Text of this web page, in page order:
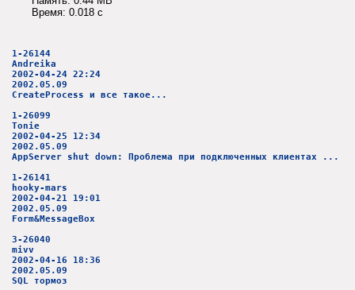
Время: 0.018 c
1-26144
Andreika
2002-04-24 22:24
2002.05.09
CreateProcess и все такое...
1-26099
Tonie
2002-04-25 12:34
2002.05.09
AppServer shut down: Проблема при подключенных клиентах ...
1-26141
hooky-mars
2002-04-21 19:01
2002.05.09
Form&MessageBox
3-26040
mivv
2002-04-16 18:36
2002.05.09
SQL тормоз